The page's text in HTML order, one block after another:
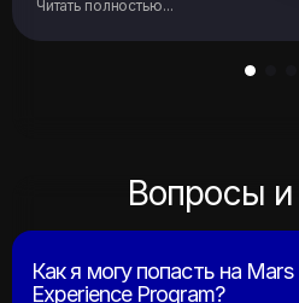
новое. Также мне нравится
уютно и создано все для
Вопросы
Как я могу попасть на Mars
Experience Program?